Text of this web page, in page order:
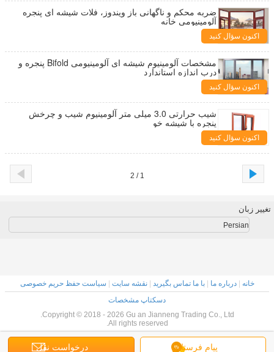
ضربه محکم و ناگهانی باز ویندوز، فلات شیشه ای پنجره
آلومینیومی خانه
اکنون سؤال کنید
مشخصات آلومینیوم شیشه ای آلومینیومی Bifold پنجره و
درب اندازه استاندارد
اکنون سؤال کنید
شیب حرارتی 3.0 میلی متر آلومینیوم شیب و چرخش
پنجره با شیشه خو
اکنون سؤال کنید
1 / 2
پیام فرستادن درخواست نقل
تغییر زبان
Persian
خانه |درباره ما |با ما تماس بگیرید |نقشه سایت
سیاست حفظ حریم خصوصی
دسکتاپ مشخصات
Copyright © 2018 - 2026 Gu an Jianneng Trading Co., Ltd.
All rights reserved.